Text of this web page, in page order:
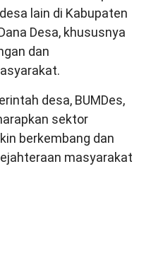
lain di Kabupaten
Desa, khususnya
dan
desa, BUMDes,
sektor
berkembang dan
masyarakat